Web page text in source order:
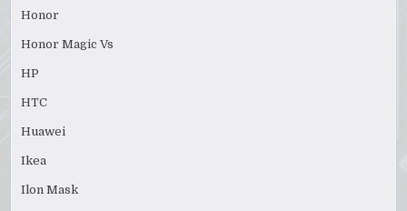
Honor
Honor Magic Vs
HP
HTC
Huawei
Ikea
Ilon Mask